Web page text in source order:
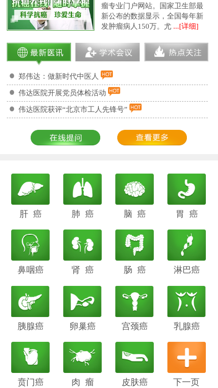
瘤专业门户网站。国家卫生部最
新公布的数据显示，全国每年新
发肿瘤病人150万。尤 ...[详细]
郑伟达：做新时代中医人
伟达医院开展党员体检活动
伟达医院获评“北京市工人先锋号”
下一页
肝 癌 阴道癌肺 癌 甲状腺癌
脑 癌 前列腺癌
胃 癌
鼻咽癌 胆管癌肾 癌
子宫内膜
癌
肠 癌 膀胱癌
淋巴癌
胰腺癌 鳞癌
卵巢癌 骨癌
宫颈癌 喉癌
乳腺癌
贲门癌 阴茎癌肉 瘤 白血病皮肤癌